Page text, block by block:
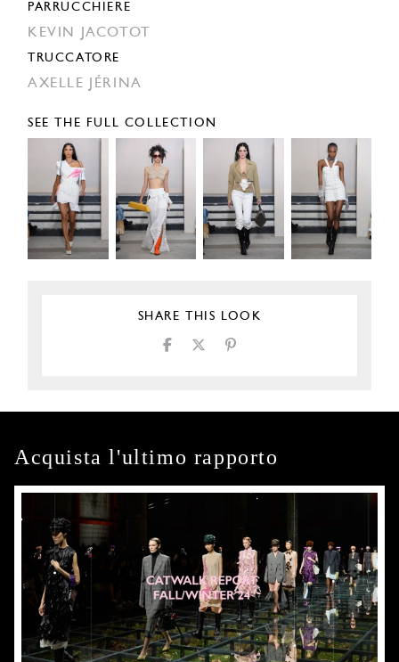
PARRUCCHIERE
KEVIN JACOTOT
TRUCCATORE
AXELLE JÉRINA
SEE THE FULL COLLECTION
SHARE THIS LOOK
Acquista l'ultimo rapporto